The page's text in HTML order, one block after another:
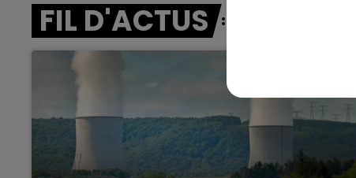
FIL D'ACTUS
15h00 - 19h00